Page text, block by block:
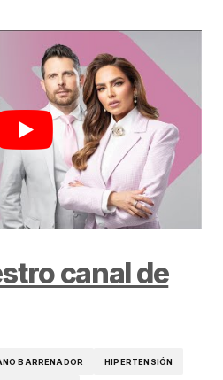
canal de
BARRENADOR HIPERTENSIÓN